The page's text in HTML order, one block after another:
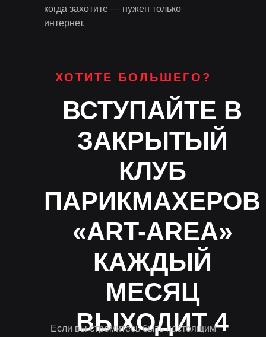
когда захотите — нужен только
интернет.
ВСТУПАЙТЕ В
ЗАКРЫТЫЙ
КЛУБ
ПАРИКМАХЕРОВ
«ART-AREA»
КАЖДЫЙ
МЕСЯЦ
ВЫХОДИТ 4
Если вы стремитесь быть настоящим
ХОТИТЕ БОЛЬШЕГО?